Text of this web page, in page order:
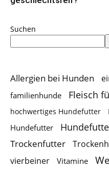
Suchen
Allergien bei Hunden
familienhunde Fleisch
hochwertiges Hundefutter
Hundefutter
Trockenfutter
vierbeiner
Vitamine